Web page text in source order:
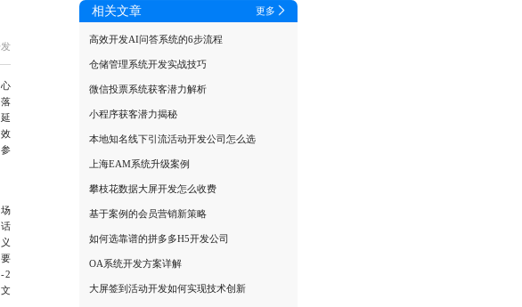
2
相关文章 更多
高效开发AI问答系统的6步流程
仓储管理系统开发实战技巧
微信投票系统获客潜力解析
小程序获客潜力揭秘
本地知名线下引流活动开发公司怎么选
上海EAM系统升级案例
攀枝花数据大屏开发怎么收费
基于案例的会员营销新策略
如何选靠谱的拼多多H5开发公司
OA系统开发方案详解
大屏签到活动开发如何实现技术创新